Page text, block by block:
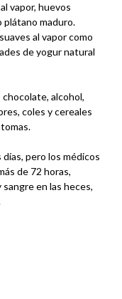
vapor, huevos
plátano maduro.
al vapor como
de yogur natural
alcohol,
coles y cereales
pero los médicos
de 72 horas,
en las heces,